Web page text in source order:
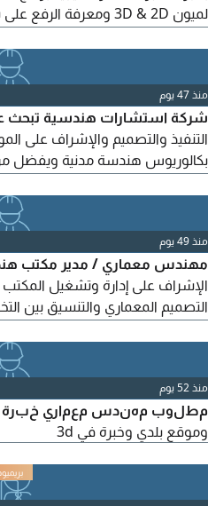
منذ 47 يوم
شركة استشارات هندسية تبحث
بكالوريوس هندسة مدنية ويفضل
منذ 49 يوم
مهندس معماري / مدير مكتب
الإشراف على إدارة وتشغيل
التصميم المعماري والتنسيق بين
ومتطلبات العملاء. المهام
أعمال المكتب الهندسي ومتابعة
وتطوير التصاميم المعمارية
المخرجات الهندسية.
منذ 52 يوم
مطلوب مهندس معماري
وموقع بلدي وخبرة في 3d